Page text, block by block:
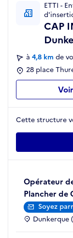
ETTI -
CAP
à 4,8 km de
28 place
Cette structure
Opérateur
Plancher de
Soyez
Dunkerque